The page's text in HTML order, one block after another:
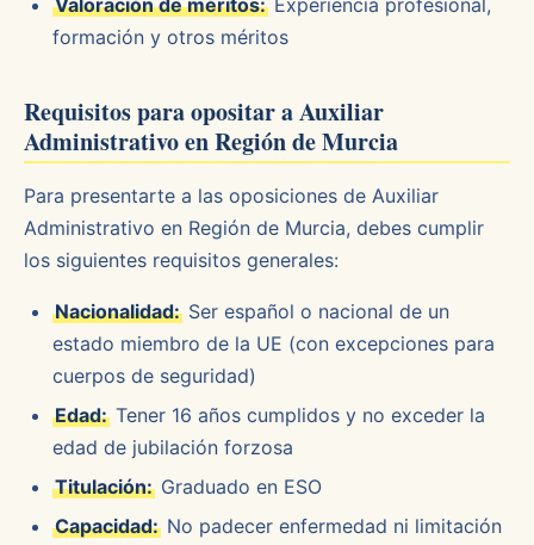
Valoración de méritos: Experiencia profesional,
formación y otros méritos
Requisitos para opositar a Auxiliar
Administrativo en Región de Murcia
Para presentarte a las oposiciones de Auxiliar
Administrativo en Región de Murcia, debes cumplir
los siguientes requisitos generales:
Nacionalidad: Ser español o nacional de un
estado miembro de la UE (con excepciones para
cuerpos de seguridad)
Edad: Tener 16 años cumplidos y no exceder la
edad de jubilación forzosa
Titulación: Graduado en ESO
Capacidad: No padecer enfermedad ni limitación